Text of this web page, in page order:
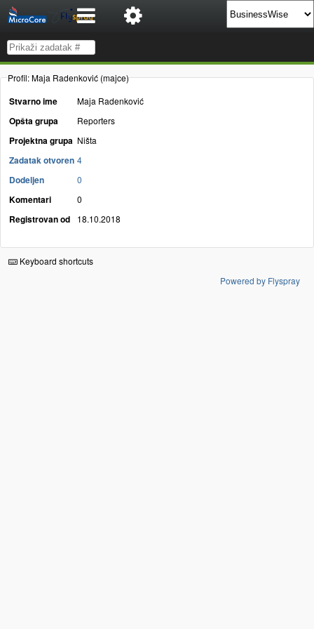
Profil: Maja Radenković (majce)
Stvarno ime Maja Radenković
Opšta grupa Reporters
Projektna grupa Ništa
Zadatak otvoren 4
Dodeljen 0
Komentari 0
Registrovan od 18.10.2018
Keyboard shortcuts
Powered by Flyspray